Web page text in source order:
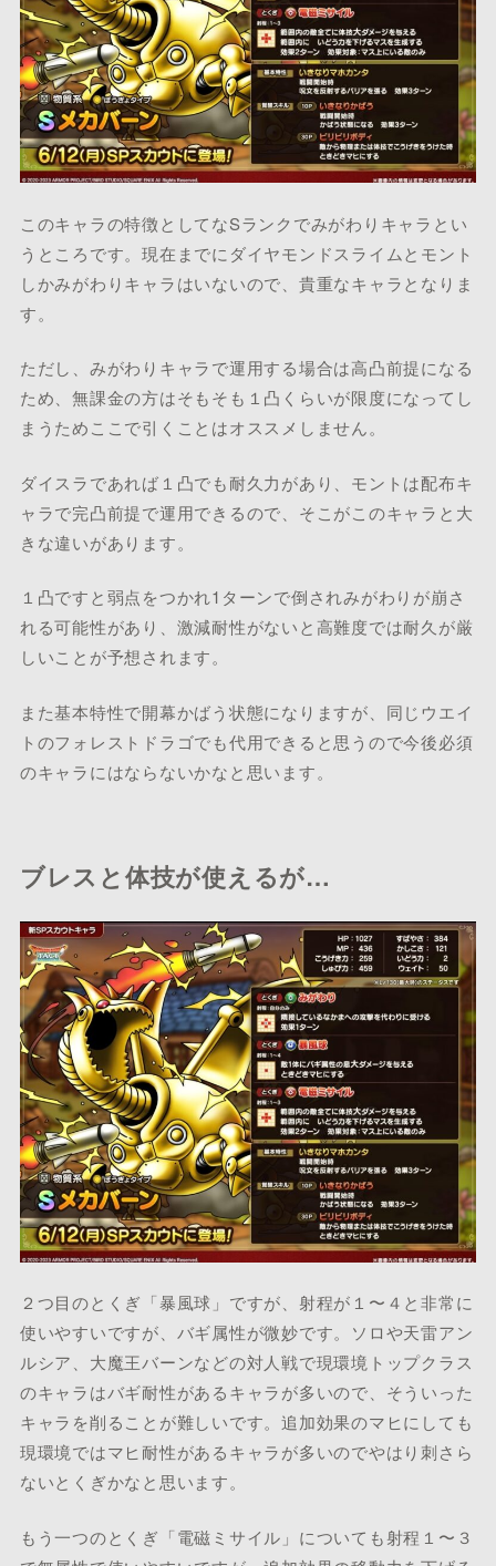
このキャラの特徴としてなSランクでみがわりキャラとい
うところです。現在までにダイヤモンドスライムとモント
しかみがわりキャラはいないので、貴重なキャラとなりま
す。
ただし、みがわりキャラで運用する場合は高凸前提になる
ため、無課金の方はそもそも１凸くらいが限度になってし
まうためここで引くことはオススメしません。
ダイスラであれば１凸でも耐久力があり、モントは配布キ
ャラで完凸前提で運用できるので、そこがこのキャラと大
きな違いがあります。
１凸ですと弱点をつかれ1ターンで倒されみがわりが崩さ
れる可能性があり、激減耐性がないと高難度では耐久が厳
しいことが予想されます。
また基本特性で開幕かばう状態になりますが、同じウエイ
トのフォレストドラゴでも代用できると思うので今後必須
のキャラにはならないかなと思います。
ブレスと体技が使えるが…
２つ目のとくぎ「暴風球」ですが、射程が１〜４と非常に
使いやすいですが、バギ属性が微妙です。ソロや天雷アン
ルシア、大魔王バーンなどの対人戦で現環境トップクラス
のキャラはバギ耐性があるキャラが多いので、そういった
キャラを削ることが難しいです。追加効果のマヒにしても
現環境ではマヒ耐性があるキャラが多いのでやはり刺さら
ないとくぎかなと思います。
もう一つのとくぎ「電磁ミサイル」についても射程１〜３